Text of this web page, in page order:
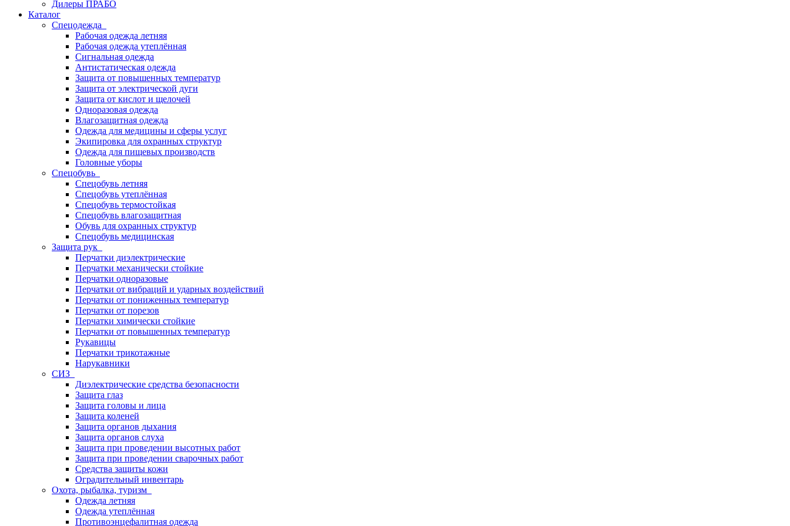
Дилеры ПРАБО
Каталог
Спецодежда
Рабочая одежда летняя
Рабочая одежда утеплённая
Сигнальная одежда
Антистатическая одежда
Защита от повышенных температур
Защита от электрической дуги
Защита от кислот и щелочей
Одноразовая одежда
Влагозащитная одежда
Одежда для медицины и сферы услуг
Экипировка для охранных структур
Одежда для пищевых производств
Головные уборы
Спецобувь
Спецобувь летняя
Спецобувь утеплённая
Спецобувь термостойкая
Спецобувь влагозащитная
Обувь для охранных структур
Спецобувь медицинская
Защита рук
Перчатки диэлектрические
Перчатки механически стойкие
Перчатки одноразовые
Перчатки от вибраций и ударных воздействий
Перчатки от пониженных температур
Перчатки от порезов
Перчатки химически стойкие
Перчатки от повышенных температур
Рукавицы
Перчатки трикотажные
Нарукавники
СИЗ
Диэлектрические средства безопасности
Защита глаз
Защита головы и лица
Защита коленей
Защита органов дыхания
Защита органов слуха
Защита при проведении высотных работ
Защита при проведении сварочных работ
Средства защиты кожи
Оградительный инвентарь
Охота, рыбалка, туризм
Одежда летняя
Одежда утеплённая
Противоэнцефалитная одежда